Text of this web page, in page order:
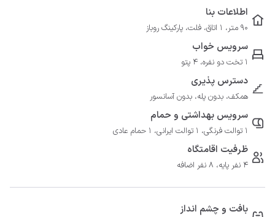
اطلاعات بنا
90 متر، 1 اتاق، فلت، پارکینگ روباز
سرویس خواب
1 تخت دو نفره، 4 پتو
دسترس پذیری
همکف، بدون پله، بدون آسانسور
سرویس بهداشتی و حمام
1 توالت فرنگی، 1 توالت ایرانی، 1 حمام عادی
ظرفیت اقامتگاه
4 نفر پایه، 8 نفر اضافه
بافت و چشم انداز